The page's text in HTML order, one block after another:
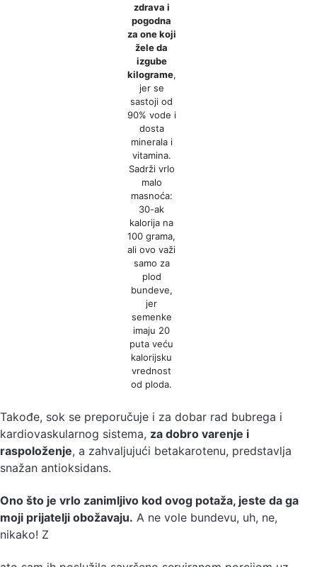
zdrava i
pogodna
za one koji
žele da
izgube
kilograme,
jer se
sastoji od
90% vode i
dosta
minerala i
vitamina.
Sadrži vrlo
malo
masnoća:
30-ak
kalorija na
100 grama,
ali ovo važi
samo za
plod
bundeve,
jer
semenke
imaju 20
puta veću
kalorijsku
vrednost
od ploda.
Takođe, sok se preporučuje i za dobar rad bubrega i
kardiovaskularnog sistema, za dobro varenje i
raspoloženje, a zahvaljujući betakarotenu, predstavlja
snažan antioksidans.
Ono što je vrlo zanimljivo kod ovog potaža, jeste da ga
moji prijatelji obožavaju. A ne vole bundevu, uh, ne,
nikako! Z